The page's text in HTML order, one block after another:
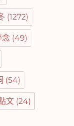
(1272)
念 (49)
(54)
文 (24)